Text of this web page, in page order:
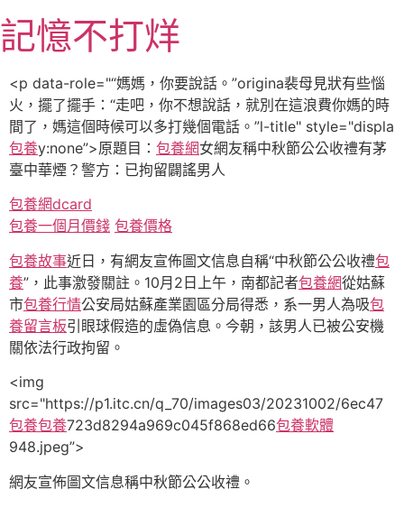
至
主
內
容
記憶不打烊
<p data-role="“媽媽，你要說話。”origina裴母見狀有些惱
火，擺了擺手：“走吧，你不想說話，就別在這浪費你媽的時
間了，媽這個時候可以多打幾個電話。”l-title" style="displa
包養y:none”>原題目： 包養網女網友稱中秋節公公收禮有茅
臺中華煙？警方：已拘留闢謠男人
包養網dcard
包養一個月價錢 包養價格
包養故事近日，有網友宣佈圖文信息自稱“中秋節公公收禮包
養”，此事激發關註。10月2日上午，南都記者包養網從姑蘇
市包養行情公安局姑蘇產業園區分局得悉，系一男人為吸包
養留言板引眼球假造的虛偽信息。今朝，該男人已被公安機
關依法行政拘留。
<img
src="https://p1.itc.cn/q_70/images03/20231002/6ec47
包養包養723d8294a969c045f868ed66包養軟體
948.jpeg”>
網友宣佈圖文信息稱中秋節公公收禮。